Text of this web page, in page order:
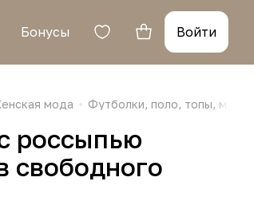
Бонусы Войти
мода Футболки, поло, топы, майки
россыпью
свободного